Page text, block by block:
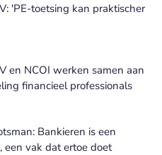
'PE-toetsing kan praktischer
en NCOI werken samen aan
financieel professionals
Bankieren is een
een vak dat ertoe doet